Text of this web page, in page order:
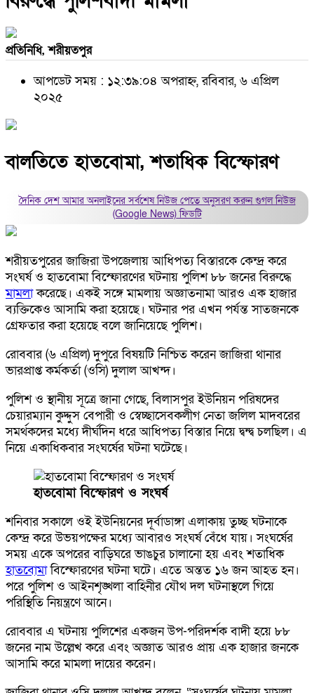
প্রতিনিধি, শরীয়তপুর
আপডেট সময় : ১২:৩৯:০৪ অপরাহ্ন, রবিবার, ৬ এপ্রিল
২০২৫
বালতিতে হাতবোমা, শতাধিক বিস্ফোরণ
দৈনিক দেশ আমার অনলাইনের সর্বশেষ নিউজ পেতে অনুসরণ করুনগুগল নিউজ
(Google News)ফিডটি
শরীয়তপুরের জাজিরা উপজেলায় আধিপত্য বিস্তারকে কেন্দ্র করে
সংঘর্ষ ও হাতবোমা বিস্ফোরণের ঘটনায় পুলিশ ৮৮ জনের বিরুদ্ধে
মামলাকরেছে। একই সঙ্গে মামলায় অজ্ঞাতনামা আরও এক হাজার
ব্যক্তিকেও আসামি করা হয়েছে। ঘটনার পর এখন পর্যন্ত সাতজনকে
গ্রেফতার করা হয়েছে বলে জানিয়েছে পুলিশ।
রোববার (৬ এপ্রিল) দুপুরে বিষয়টি নিশ্চিত করেন জাজিরা থানার
ভারপ্রাপ্ত কর্মকর্তা (ওসি) দুলাল আখন্দ।
পুলিশ ও স্থানীয় সূত্রে জানা গেছে, বিলাসপুর ইউনিয়ন পরিষদের
চেয়ারম্যান কুদ্দুস বেপারী ও স্বেচ্ছাসেবকলীগ নেতা জলিল মাদবরের
সমর্থকদের মধ্যে দীর্ঘদিন ধরে আধিপত্য বিস্তার নিয়ে দ্বন্দ্ব চলছিল। এ
নিয়ে একাধিকবার সংঘর্ষের ঘটনা ঘটেছে।
হাতবোমা বিস্ফোরণ ও সংঘর্ষ
শনিবার সকালে ওই ইউনিয়নের দূর্বাডাঙ্গা এলাকায় তুচ্ছ ঘটনাকে
কেন্দ্র করে উভয়পক্ষের মধ্যে আবারও সংঘর্ষ বেঁধে যায়। সংঘর্ষের
সময় একে অপরের বাড়িঘরে ভাঙচুর চালানো হয় এবং শতাধিক
হাতবোমাবিস্ফোরণের ঘটনা ঘটে। এতে অন্তত ১৬ জন আহত হন।
পরে পুলিশ ও আইনশৃঙ্খলা বাহিনীর যৌথ দল ঘটনাস্থলে গিয়ে
পরিস্থিতি নিয়ন্ত্রণে আনে।
রোববার এ ঘটনায় পুলিশের একজন উপ-পরিদর্শক বাদী হয়ে ৮৮
জনের নাম উল্লেখ করে এবং অজ্ঞাত আরও প্রায় এক হাজার জনকে
আসামি করে মামলা দায়ের করেন।